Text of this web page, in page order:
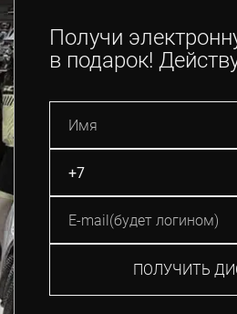
Получи
в подарок!
ПОЛУЧИТЬ